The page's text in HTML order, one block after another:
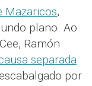
Mazaricos,
plano. Ao
Ramón
separada
por